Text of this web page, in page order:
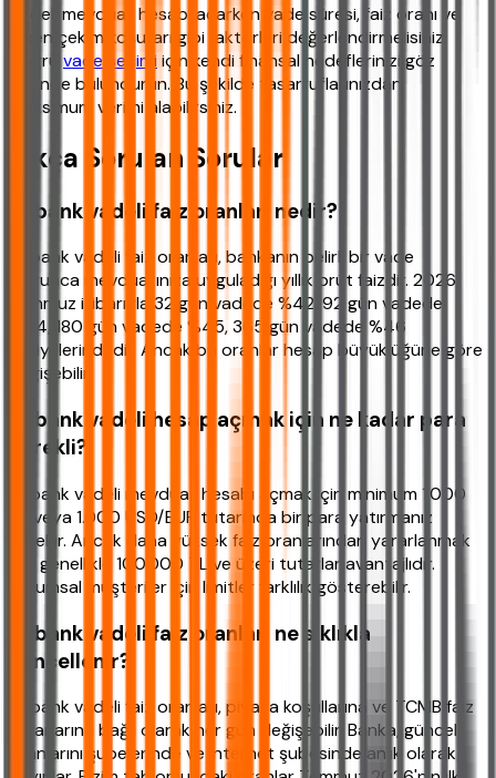
Vadeli mevduat hesabı açarken vade süresi, faiz oranı ve
erken çekim koşulları gibi faktörleri değerlendirmelisiniz.
Doğru vade seçimi için kendi finansal hedeflerinizi göz
önünde bulundurun. Bu şekilde tasarruflarınızdan
maksimum verimi alabilirsiniz.
Sıkça Sorulan Sorular
Akbank vadeli faiz oranları nedir?
Akbank vadeli faiz oranları, bankanın belirli bir vade
boyunca mevduatınıza uyguladığı yıllık brüt faizdir. 2026
Temmuz itibarıyla 32 gün vadede %42, 92 gün vadede
%44, 180 gün vadede %45, 365 gün vadede %46
seviyelerindedir. Ancak bu oranlar hesap büyüklüğüne göre
değişebilir.
Akbank vadeli hesap açmak için ne kadar para
gerekli?
Akbank vadeli mevduat hesabı açmak için minimum 1.000
TL veya 1.000 USD/EUR tutarında bir para yatırmanız
gerekir. Ancak daha yüksek faiz oranlarından yararlanmak
için genellikle 100.000 TL ve üzeri tutarlar avantajlıdır.
Kurumsal müşteriler için limitler farklılık gösterebilir.
Akbank vadeli faiz oranları ne sıklıkla
güncellenir?
Akbank vadeli faiz oranları, piyasa koşullarına ve TCMB faiz
kararlarına bağlı olarak her gün değişebilir. Banka, güncel
oranlarını şubelerinde ve internet şubesinde anlık olarak